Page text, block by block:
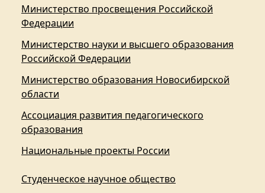
Министерство просвещения Российской
Федерации
Министерство науки и высшего образования
Российской Федерации
Министерство образования Новосибирской
области
Ассоциация развития педагогического
образования
Национальные проекты России
Студенческое научное общество